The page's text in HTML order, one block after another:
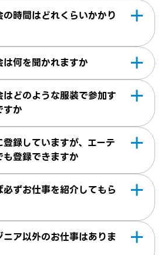
終了いたします ・無期雇用型派
期雇用で雇用され、派遣先企業
ていただきます。無期雇用とな
て働くことができます
した際に送られてくるチャット
ただきご都合がある日程を選択
、登録面談の予約が可能となり
録済みで再度面談をご希望され
は、お問い合わせよりご連絡く
ットでの面接予約URLをメール
いただいております。
られていますので登録できま
留資格によっては就業できない
ます。
10時・12時・14時・16時開
時開始）・土曜（10時開始の
日はお休みを頂戴しておりま
時間はどれくらいかかり
分ほどお時間を頂戴しており
何を聞かれますか
面談は、面接（合否判定）では
。職務経歴書には書かれていな
えばプロジェクト参加時のポジ
などより詳細にお伺いすること
ピールポイントなど経歴書など
いない行間を明確にし、ご紹介
件とのマッチングに活用させて
。また、ご不明点やご希望など
伺いしておりますので遠慮なく
ださい。
はどのような服装で参加す
すか
ざいません。男性はスーツやジ
性はオフィスカジュアルで参加
多いです。
録していますが、エーテ
も登録できますか
。他の派遣会社に登録している
いる方でも登録可能です。面談
就業状況や、今後の希望条件な
ださい。現在就業中の方で勤務
時期が不明確な場合、ご紹介が
ずお仕事を紹介してもら
ご紹介は保障できません。求職
・条件などと、企業様側の依頼
ア以外のお仕事はありま